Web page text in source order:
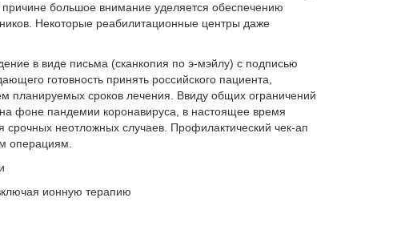
причине большое внимание уделяется обеспечению
Некоторые реабилитационные центры даже
в виде письма (сканкопия по э-мэйлу) с подписью
готовность принять российского пациента,
планируемых сроков лечения. Ввиду общих ограничений
фоне пандемии коронавируса, в настоящее время
неотложных случаев. Профилактический чек-ап
операциям.
ионную терапию